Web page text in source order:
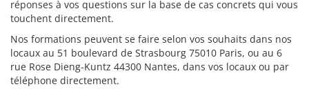
réponses à vos questions sur la base de cas concrets qui vous
touchent directement.
Nos formations peuvent se faire selon vos souhaits dans nos
locaux au 51 boulevard de Strasbourg 75010 Paris, ou au 6
rue Rose Dieng-Kuntz 44300 Nantes, dans vos locaux ou par
téléphone directement.